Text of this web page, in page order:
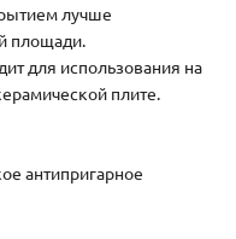
лучше
площади.
для использования на
плите.
антипригарное